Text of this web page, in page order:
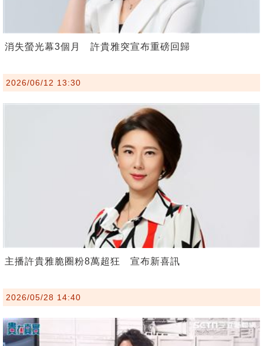
消失螢光幕3個月 許貴雅突宣布重磅回歸
2026/06/12 13:30
主播許貴雅脆圈粉8萬超狂 宣布新喜訊
2026/05/28 14:40